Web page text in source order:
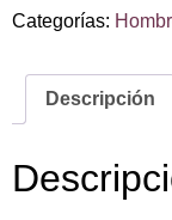
Categorías:
Descripción